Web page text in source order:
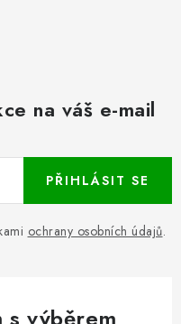
na váš e-mail
ochrany osobních údajů.
PŘIHLÁSIT SE